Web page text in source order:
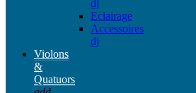
dj
Eclairage
Accessoires
dj
Violons
&
Quatuors